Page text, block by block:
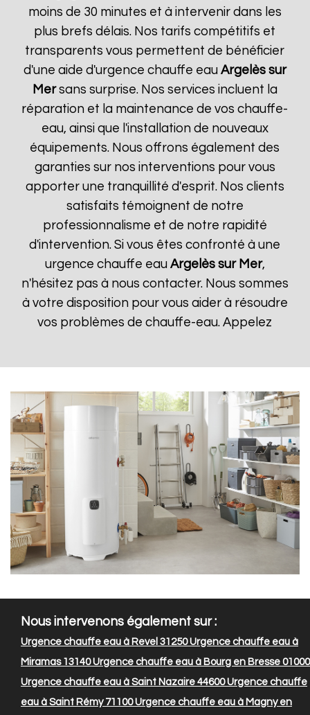
moins de 30 minutes et à intervenir dans les
plus brefs délais. Nos tarifs compétitifs et
transparents vous permettent de bénéficier
d'une aide d'urgence chauffe eau Argelès sur
Mersans surprise. Nos services incluent la
réparation et la maintenance de vos chauffe-
eau, ainsi que l'installation de nouveaux
équipements. Nous offrons également des
garanties sur nos interventions pour vous
apporter une tranquillité d'esprit. Nos clients
satisfaits témoignent de notre
professionnalisme et de notre rapidité
d'intervention. Si vous êtes confronté à une
urgence chauffe eau Argelès sur Mer,
n'hésitez pas à nous contacter. Nous sommes
à votre disposition pour vous aider à résoudre
vos problèmes de chauffe-eau. Appelez
Nous intervenons également sur :
Urgence chauffe eau à Revel 31250Urgence chauffe eau à
Miramas 13140Urgence chauffe eau à Bourg en Bresse 01000
Urgence chauffe eau à Saint Nazaire 44600Urgence chauffe
eau à Saint Rémy 71100Urgence chauffe eau à Magny en